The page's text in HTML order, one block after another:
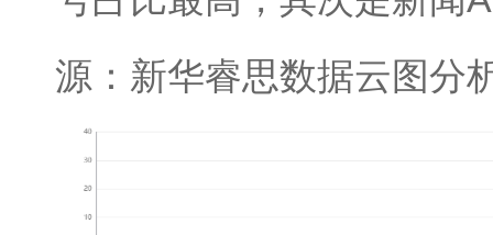
源：新华睿思数据云图分